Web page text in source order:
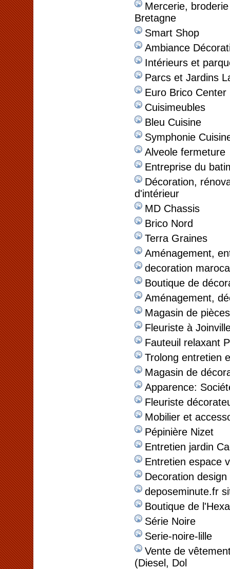
Mercerie,
Bretagne
Smart Shop
Ambiance
Intérieurs et
Parcs et Jardins
Euro Brico Center
Cuisimeubles
Bleu Cuisine
Symphonie
Alveole fermeture
Entreprise du
Décoration,
d'intérieur
MD Chassis
Brico Nord
Terra Graines
Aménagement,
decoration
Boutique de
Aménagement,
Magasin de
Fleuriste à
Fauteuil relaxant
Trolong entretien
Magasin de
Apparence:
Fleuriste
Mobilier et
Pépinière Nizet
Entretien jardin
Entretien espace
Decoration
deposeminute.fr
Boutique de
Série Noire
Serie-noire-lille
Vente de
(Diesel, Dol